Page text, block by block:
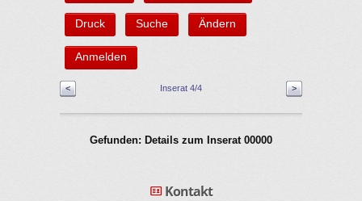
Druck Suche Ändern
Anmelden
< Inserat 4/4 >
Gefunden: Details zum Inserat 00000
Kontakt